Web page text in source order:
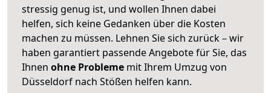
stressig genug ist, und wollen Ihnen dabei
helfen, sich keine Gedanken über die Kosten
machen zu müssen. Lehnen Sie sich zurück – wir
haben garantiert passende Angebote für Sie, das
Ihnen ohne Probleme mit Ihrem Umzug von
Düsseldorf nach Stößen helfen kann.